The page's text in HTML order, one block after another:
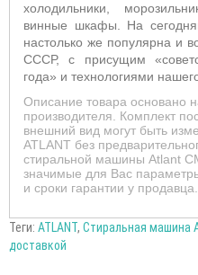
холодильники,
винные шкафы. На
настолько же популярна и
СССР, с присущим
года» и технологиями
Описание товара основано
производителя. Комплект
внешний вид могут быть
ATLANT без
стиральной машины Atlant
значимые для Вас
и сроки гарантии у продавца.
Теги: ATLANT, Стиральная машина
доставкой